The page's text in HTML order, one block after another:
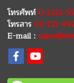
โทรศัพท์0-2221-
โทรสาร02-221-
E-mail :